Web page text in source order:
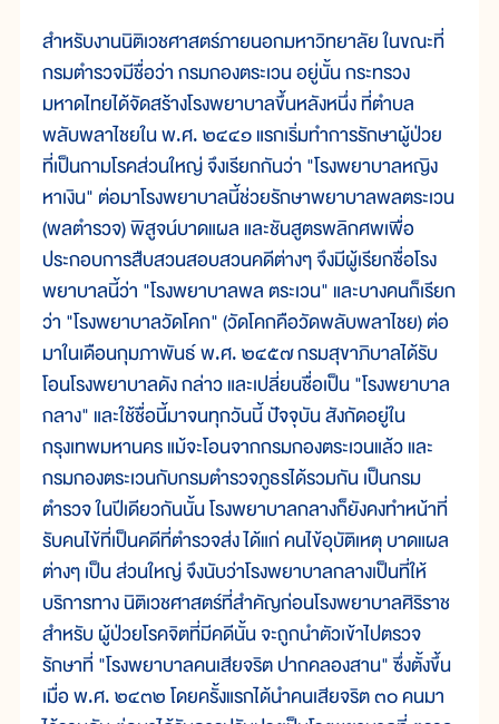
สำหรับงานนิติเวชศาสตร์ภายนอกมหาวิทยาลัย ในขณะที่
กรมตำรวจมีชื่อว่า กรมกองตระเวน อยู่นั้น กระทรวง
มหาดไทยได้จัดสร้างโรงพยาบาลขึ้นหลังหนึ่ง ที่ตำบล
พลับพลาไชยใน พ.ศ. ๒๔๔๑ แรกเริ่มทำการรักษาผู้ป่วย
ที่เป็นกามโรคส่วนใหญ่ จึงเรียกกันว่า "โรงพยาบาลหญิง
หาเงิน" ต่อมาโรงพยาบาลนี้ช่วยรักษาพยาบาลพลตระเวน
(พลตำรวจ) พิสูจน์บาดแผล และชันสูตรพลิกศพเพื่อ
ประกอบการสืบสวนสอบสวนคดีต่างๆ จึงมีผู้เรียกชื่อโรง
พยาบาลนี้ว่า "โรงพยาบาลพล ตระเวน" และบางคนก็เรียก
ว่า "โรงพยาบาลวัดโคก" (วัดโคกคือวัดพลับพลาไชย) ต่อ
มาในเดือนกุมภาพันธ์ พ.ศ. ๒๔๕๗ กรมสุขาภิบาลได้รับ
โอนโรงพยาบาลดัง กล่าว และเปลี่ยนชื่อเป็น "โรงพยาบาล
กลาง" และใช้ชื่อนี้มาจนทุกวันนี้ ปัจจุบัน สังกัดอยู่ใน
กรุงเทพมหานคร แม้จะโอนจากกรมกองตระเวนแล้ว และ
กรมกองตระเวนกับกรมตำรวจภูธรได้รวมกัน เป็นกรม
ตำรวจ ในปีเดียวกันนั้น โรงพยาบาลกลางก็ยังคงทำหน้าที่
รับคนไข้ที่เป็นคดีที่ตำรวจส่ง ได้แก่ คนไข้อุบัติเหตุ บาดแผล
ต่างๆ เป็น ส่วนใหญ่ จึงนับว่าโรงพยาบาลกลางเป็นที่ให้
บริการทาง นิติเวชศาสตร์ที่สำคัญก่อนโรงพยาบาลศิริราช
สำหรับ ผู้ป่วยโรคจิตที่มีคดีนั้น จะถูกนำตัวเข้าไปตรวจ
รักษาที่ "โรงพยาบาลคนเสียจริต ปากคลองสาน" ซึ่งตั้งขึ้น
เมื่อ พ.ศ. ๒๔๓๒ โดยครั้งแรกได้นำคนเสียจริต ๓๐ คนมา